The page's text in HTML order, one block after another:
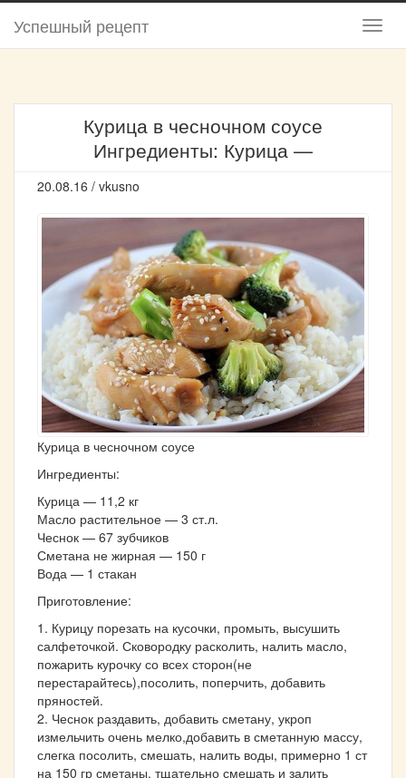
Успешный рецепт
Курица в чесночном соусе
Ингредиенты: Курица —
20.08.16 / vkusno
Курица в чесночном соусе
Ингредиенты:
Курица — 11,2 кг
Масло растительное — 3 ст.л.
Чеснок — 67 зубчиков
Сметана не жирная — 150 г
Вода — 1 стакан
Приготовление:
1. Курицу порезать на кусочки, промыть, высушить
салфеточкой. Сковородку расколить, налить масло,
пожарить курочку со всех сторон(не
перестарайтесь),посолить, поперчить, добавить
пряностей.
2. Чеснок раздавить, добавить сметану, укроп
измельчить очень мелко,добавить в сметанную массу,
слегка посолить, смешать, налить воды, примерно 1 ст
на 150 гр сметаны, тщательно смешать и залить